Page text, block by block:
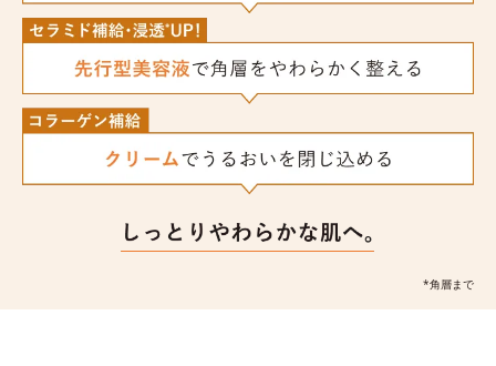
*角層まで